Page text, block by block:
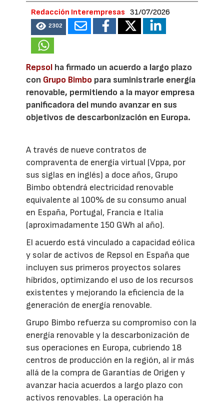
Redacción Interempresas 31/07/2026
2302
Repsol ha firmado un acuerdo a largo plazo
con Grupo Bimbo para suministrarle energía
renovable, permitiendo a la mayor empresa
panificadora del mundo avanzar en sus
objetivos de descarbonización en Europa.
A través de nueve contratos de
compraventa de energía virtual (Vppa, por
sus siglas en inglés) a doce años, Grupo
Bimbo obtendrá electricidad renovable
equivalente al 100% de su consumo anual
en España, Portugal, Francia e Italia
(aproximadamente 150 GWh al año).
El acuerdo está vinculado a capacidad eólica
y solar de activos de Repsol en España que
incluyen sus primeros proyectos solares
híbridos, optimizando el uso de los recursos
existentes y mejorando la eficiencia de la
generación de energía renovable.
Grupo Bimbo refuerza su compromiso con la
energía renovable y la descarbonización de
sus operaciones en Europa, cubriendo 18
centros de producción en la región, al ir más
allá de la compra de Garantías de Origen y
avanzar hacia acuerdos a largo plazo con
activos renovables. La operación ha